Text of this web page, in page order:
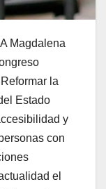
Magdalena
la
Estado
y
con
el